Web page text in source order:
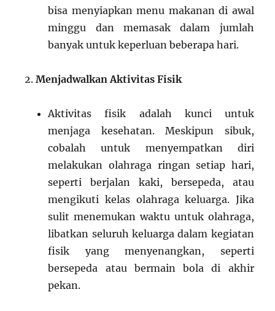
bisa menyiapkan menu makanan di awal
minggu dan memasak dalam jumlah
banyak untuk keperluan beberapa hari.
Menjadwalkan Aktivitas Fisik
Aktivitas fisik adalah kunci untuk
menjaga kesehatan. Meskipun sibuk,
cobalah untuk menyempatkan diri
melakukan olahraga ringan setiap hari,
seperti berjalan kaki, bersepeda, atau
mengikuti kelas olahraga keluarga. Jika
sulit menemukan waktu untuk olahraga,
libatkan seluruh keluarga dalam kegiatan
fisik yang menyenangkan, seperti
bersepeda atau bermain bola di akhir
pekan.